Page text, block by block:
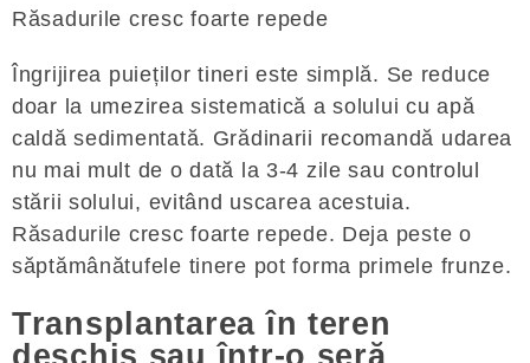
Răsadurile cresc foarte repede
Îngrijirea puieților tineri este simplă. Se reduce
doar la umezirea sistematică a solului cu apă
caldă sedimentată. Grădinarii recomandă udarea
nu mai mult de o dată la 3-4 zile sau controlul
stării solului, evitând uscarea acestuia.
Răsadurile cresc foarte repede. Deja peste o
săptămânătufele tinere pot forma primele frunze.
Transplantarea în teren